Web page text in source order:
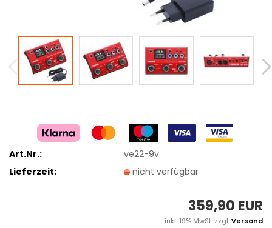
Art.Nr.:
ve22-9v
Lieferzeit:
nicht verfügbar
359,90 EUR
inkl. 19% MwSt. zzgl.Versand